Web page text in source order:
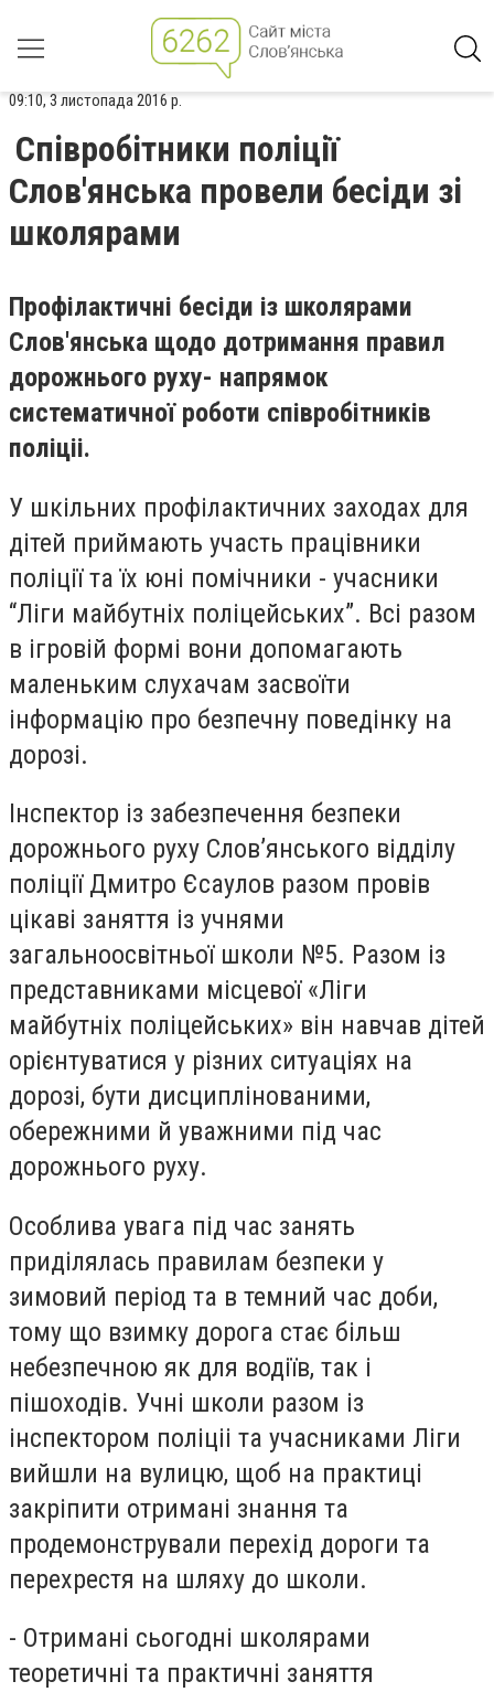
09:10, 3 листопада 2016 р.
Співробітники поліції
Слов'янська провели бесіди зі
школярами
Профілактичні бесіди із школярами
Слов'янська щодо дотримання правил
дорожнього руху- напрямок
систематичної роботи співробітників
поліціі.
У шкільних профілактичних заходах для
дітей приймають участь працівники
поліції та їх юні помічники - учасники
“Ліги майбутніх поліцейських”. Всі разом
в ігровій формі вони допомагають
маленьким слухачам засвоїти
інформацію про безпечну поведінку на
дорозі.
Інспектор із забезпечення безпеки
дорожнього руху Слов’янського відділу
поліції Дмитро Єсаулов разом провів
цікаві заняття із учнями
загальноосвітньої школи №5. Разом із
представниками місцевої «Ліги
майбутніх поліцейських» він навчав дітей
орієнтуватися у різних ситуаціях на
дорозі, бути дисциплінованими,
обережними й уважними під час
дорожнього руху.
Особлива увага під час занять
приділялась правилам безпеки у
зимовий період та в темний час доби,
тому що взимку дорога стає більш
небезпечною як для водіїв, так і
пішоходів. Учні школи разом із
інспектором поліціі та учасниками Ліги
вийшли на вулицю, щоб на практиці
закріпити отримані знання та
продемонстрували перехід дороги та
перехрестя на шляху до школи.
- Отримані сьогодні школярами
теоретичні та практичні заняття